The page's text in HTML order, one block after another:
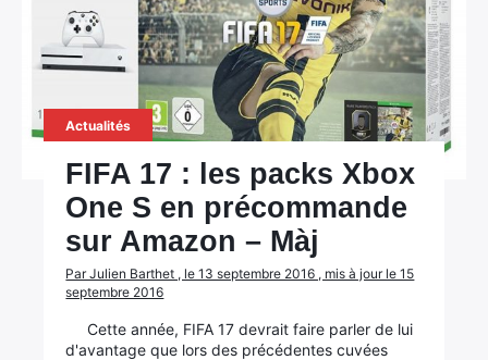
Actualités
FIFA 17 : les packs Xbox
One S en précommande
sur Amazon – Màj
Par Julien Barthet , le 13 septembre 2016 , mis à jour le 15
septembre 2016
Cette année, FIFA 17 devrait faire parler de lui
d'avantage que lors des précédentes cuvées